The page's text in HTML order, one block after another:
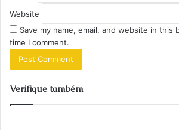
Website
Save my name, email, and website in
time I comment.
Verifique também